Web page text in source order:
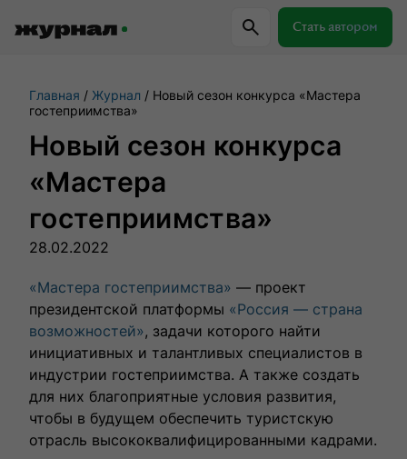
Стать автором
Самое важное Куда поехать
Поиск по журналу
Журнал RussiaDiscovery
Пишем о России, чтобы родная земля
перестала быть Terra Incognita.
Авторы
Сотрудничаем с мастерами слова,
влюбленными в путешествия.
Главная Журнал
Новый сезон конкурса «Мастера
гостеприимства»
Новый сезон конкурса
«Мастера
гостеприимства»
28.02.2022
«Мастера гостеприимства» — проект
президентской платформы «Россия — страна
возможностей», задачи которого найти
инициативных и талантливых специалистов в
индустрии гостеприимства. А также создать
для них благоприятные условия развития,
чтобы в будущем обеспечить туристскую
отрасль высококвалифицированными кадрами.